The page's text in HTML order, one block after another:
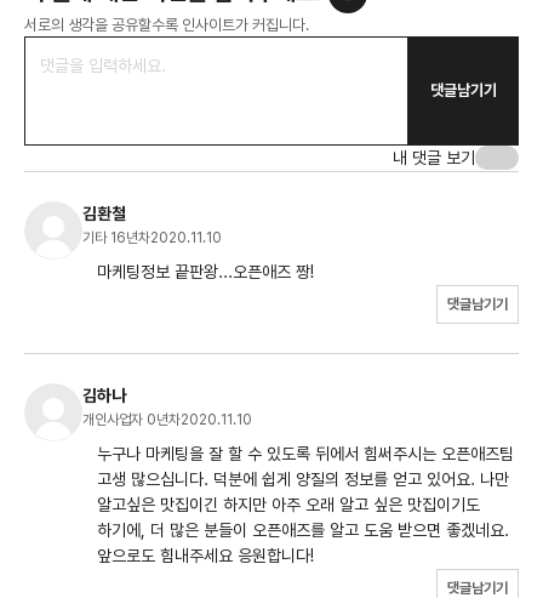
서로의 생각을 공유할수록 인사이트가 커집니다.
댓글남기기
내 댓글 보기
김환철
기타 16년차2020.11.10
마케팅정보 끝판왕...오픈애즈 짱!
댓글남기기
김하나
개인사업자 0년차2020.11.10
누구나 마케팅을 잘 할 수 있도록 뒤에서 힘써주시는 오픈애즈팀
고생 많으십니다. 덕분에 쉽게 양질의 정보를 얻고 있어요. 나만
알고싶은 맛집이긴 하지만 아주 오래 알고 싶은 맛집이기도
하기에, 더 많은 분들이 오픈애즈를 알고 도움 받으면 좋겠네요.
앞으로도 힘내주세요 응원합니다!
댓글남기기